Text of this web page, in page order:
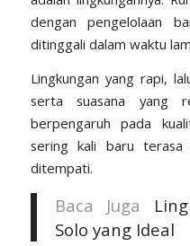
dengan pengelolaan
ditinggali dalam waktu
Lingkungan yang rapi,
serta suasana yang
berpengaruh pada
sering kali baru terasa
ditempati.
Baca Juga
Solo yang Ideal